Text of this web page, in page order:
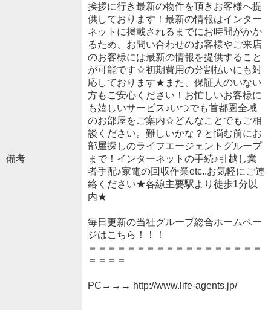
備考
挨拶に行き最新の物件を頂きお客様へ提
供しております！最新の情報はインター
ネットに掲載されるまでにお時間がかか
るため、お問い合わせのお客様やご来店
のお客様には最新の情報を提供すること
が可能です☆初期費用の分割払いにも対
応しております★また、保証人のいない
方もご安心ください！お忙しいお客様に
も嬉しいサービス♪いつでも首都圏全域
のお部屋をご案内☆どんなことでもご相
談ください。難しいかな？と悩む前にお
部屋探しのライフエージェントグループ
まで！インターネットの手続♪引越し業
者手配♪家電の回収作業etc..お気軽にご連
絡ください★各線主要駅より徒歩1分以
内★
毎日更新の当社グループ総合ホームペー
ジはこちら！！！
＝＝＝＝＝＝＝＝＝＝＝＝＝＝＝＝＝＝
＝＝＝＝
PC→→→ http://www.life-agents.jp/